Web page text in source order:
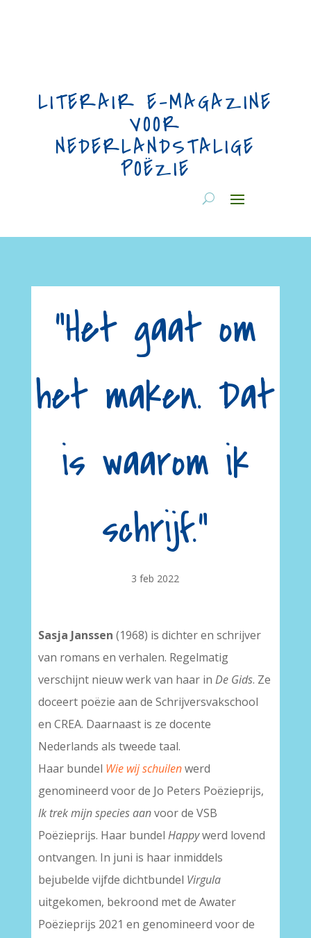
LITERAIR E-MAGAZINE
VOOR
NEDERLANDSTALIGE
POËZIE
“Het gaat om
het maken. Dat
is waarom ik
schrijf.”
3 feb 2022
Sasja Janssen (1968) is dichter en schrijver
van romans en verhalen. Regelmatig
verschijnt nieuw werk van haar in De Gids. Ze
doceert poëzie aan de Schrijversvakschool
en CREA. Daarnaast is ze docente
Nederlands als tweede taal.
Haar bundel Wie wij schuilenwerd
genomineerd voor de Jo Peters Poëzieprijs,
Ik trek mijn species aanvoor de VSB
Poëzieprijs. Haar bundel Happywerd lovend
ontvangen. In juni is haar inmiddels
bejubelde vijfde dichtbundel Virgula
uitgekomen, bekroond met de Awater
Poëzieprijs 2021 en genomineerd voor de